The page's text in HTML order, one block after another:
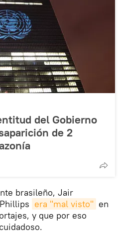
del Gobierno
de 2
brasileño, Jair
era "mal visto" en
y que por eso